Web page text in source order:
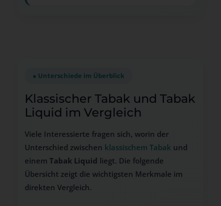
● Unterschiede im Überblick
Klassischer Tabak und Tabak
Liquid im Vergleich
Viele Interessierte fragen sich, worin der
Unterschied zwischen klassischem Tabak und
einem Tabak Liquid liegt. Die folgende
Übersicht zeigt die wichtigsten Merkmale im
direkten Vergleich.